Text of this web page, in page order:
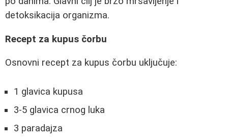
detoksikacija organizma.
Recept za kupus čorbu
Osnovni recept za kupus čorbu uključuje:
1 glavica kupusa
3-5 glavica crnog luka
3 paradajza